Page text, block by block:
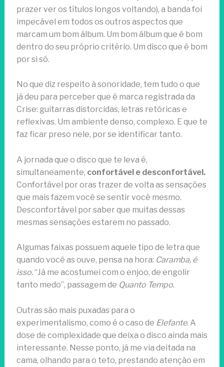
prazer ver os títulos longos voltando), a banda foi
impecável em todos os outros aspectos que
marcam um bom álbum. Um bom álbum que é bom
dentro do seu próprio critério. Um disco que é bom
por si só.
No que diz respeito à sonoridade, tem tudo o que
já deu para perceber que é marca registrada da
Crise: guitarras distorcidas, letras retóricas e
reflexivas. Um ambiente denso, complexo. E que te
faz ficar preso nele, por se identificar tanto.
A jornada que o disco que te leva é,
simultaneamente, confortável e desconfortável.
Confortável por oras trazer de volta as sensações
que mais fazem você se sentir você mesmo.
Desconfortável por saber que muitas dessas
mesmas sensações estarem no passado.
Algumas faixas possuem aquele tipo de letra que
quando você as ouve, pensa na hora: Caramba, é
isso.“Já me acostumei com o enjoo, de engolir
tanto medo”, passagem de Quanto Tempo.
Outras são mais puxadas para o
experimentalismo, como é o caso de Elefante. A
dose de complexidade que deixa o disco ainda mais
interessante. Nesse ponto, já me via deitada na
cama, olhando para o teto, prestando atenção em